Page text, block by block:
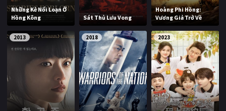
Những Kẻ Nổi Loạn Ở
Hồng Kông
Sát Thủ Lưu Vong
Hoàng Phi Hồng:
Vương Giả Trở Về
2013 2018 2023